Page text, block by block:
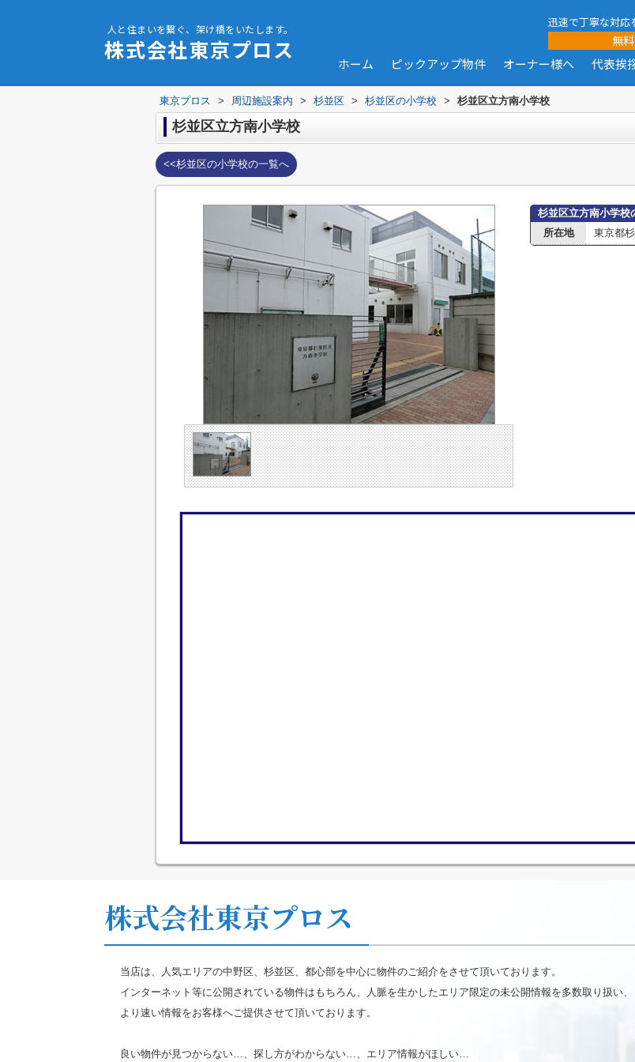
人と住まいを繋ぐ、架け橋をいたします。
株式会社東京プロス
迅速で丁寧な対応
無
ホーム ピックアップ物件 オーナー様へ 代表挨
東京プロス > 周辺施設案内 > 杉並区 > 杉並区の小学校 > 杉並区立方南小学校
杉並区立方南小学校
<<杉並区の小学校の一覧へ
杉並区立方南小学校
所在地
東京都
株式会社東京プロス
当店は、人気エリアの中野区、杉並区、都心部を中心に物件のご紹介をさせて頂いております。
インターネット等に公開されている物件はもちろん、人脈を生かしたエリア限定の未公開情報を多数取り扱い、
より速い情報をお客様へご提供させて頂いております。
良い物件が見つからない…、探し方がわからない…、エリア情報がほしい…